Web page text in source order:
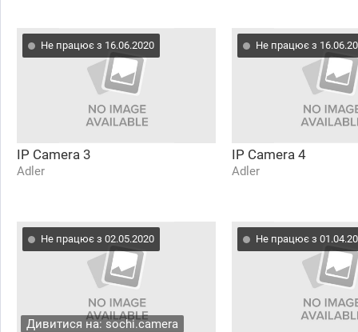
Не працює з 16.06.2020
IP Camera 3
Adler
Не працює з
IP Camera 4
Adler
Не працює з 02.05.2020
Дивитися на: sochi.camera
Не працює з